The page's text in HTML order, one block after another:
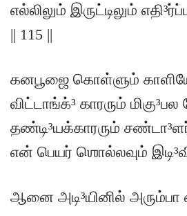
எல்லிலும் இருட்டிலும்
|| 115 ||
கனபூஜை கொள்ளும்
விட்டாங்க்³ காரரும் மிகு³பல
தண்டி³யக்காரரும்
என் பெயர் ஶொல்லவும்
ஆனை அடி³யினில் அரும்பா